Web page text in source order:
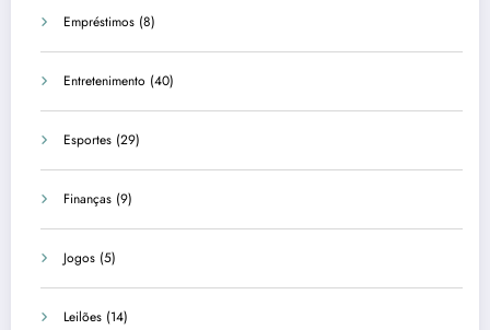
Empréstimos (8)
Entretenimento (40)
Esportes (29)
Finanças (9)
Jogos (5)
Leilões (14)